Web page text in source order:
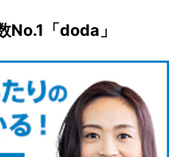
No.1「doda」